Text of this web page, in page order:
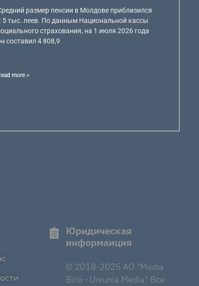
размер пенсии в Молдове приблизился
5 тыс. леев. По данным Национальной кассы
страхования, на 1 июля 2026 года
составил 4 808,9
more >
Юридическая
информаиция
© 2018-2025 AO "Media
Birlii - Uniunia Media" Все